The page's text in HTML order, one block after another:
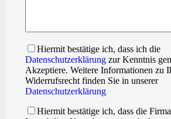
Hiermit bestätige ich, dass ich die
Datenschutzerklärung zur Kenntnis
Akzeptiere. Weitere Informationen zu
Widerrufsrecht finden Sie in unserer
Datenschutzerklärung
Hiermit bestätige ich, dass die